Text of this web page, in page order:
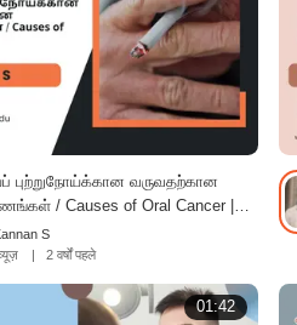
புற்றுநோய்க்கான வருவதற்கான
/ Causes of Oral Cancer |
S
| 2 वर्षों पहले
01:42